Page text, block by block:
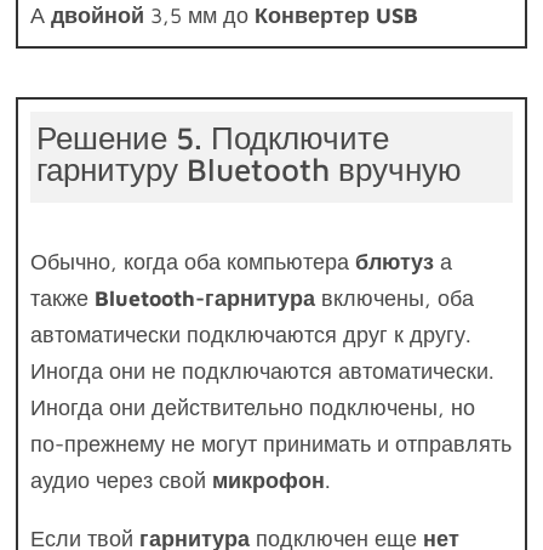
Адвойной 3,5 мм до Конвертер USB
Решение 5. Подключите
гарнитуру Bluetooth вручную
Обычно, когда оба компьютераблютуз а
также Bluetooth-гарнитура включены, оба
автоматически подключаются друг к другу.
Иногда они не подключаются автоматически.
Иногда они действительно подключены, но
по-прежнему не могут принимать и отправлять
аудио через свой микрофон.
Если твой гарнитура подключен еще нет